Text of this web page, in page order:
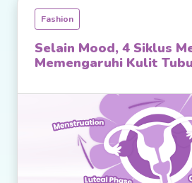
Fashion
Selain Mood, 4 Siklus
Memengaruhi Kulit